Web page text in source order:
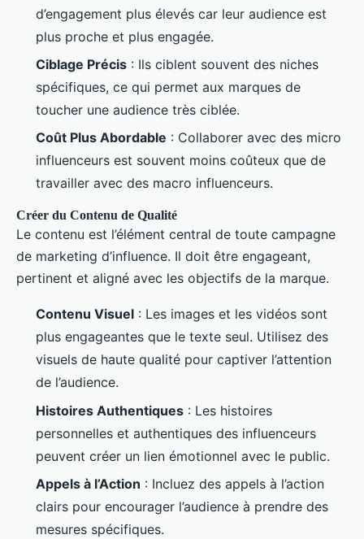
d’engagement plus élevés car leur audience est
plus proche et plus engagée.
Ciblage Précis : Ils ciblent souvent des niches
spécifiques, ce qui permet aux marques de
toucher une audience très ciblée.
Coût Plus Abordable : Collaborer avec des micro
influenceurs est souvent moins coûteux que de
travailler avec des macro influenceurs.
Créer du Contenu de Qualité
Le contenu est l’élément central de toute campagne
de marketing d’influence. Il doit être engageant,
pertinent et aligné avec les objectifs de la marque.
Contenu Visuel : Les images et les vidéos sont
plus engageantes que le texte seul. Utilisez des
visuels de haute qualité pour captiver l’attention
de l’audience.
Histoires Authentiques : Les histoires
personnelles et authentiques des influenceurs
peuvent créer un lien émotionnel avec le public.
Appels à l’Action : Incluez des appels à l’action
clairs pour encourager l’audience à prendre des
mesures spécifiques.